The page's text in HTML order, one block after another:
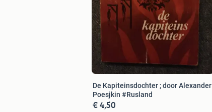
De Kapiteinsdochter ; door Alexander
Poesjkin #Rusland
€ 4,50